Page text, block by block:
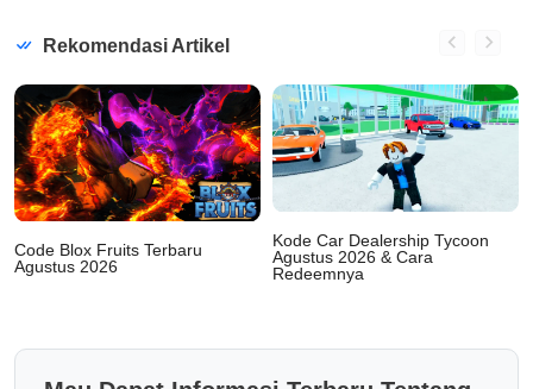
Rekomendasi Artikel
Code Blox Fruits Terbaru
Agustus 2026
Kode Car Dealership Tycoon
Agustus 2026 & Cara
Redeemnya